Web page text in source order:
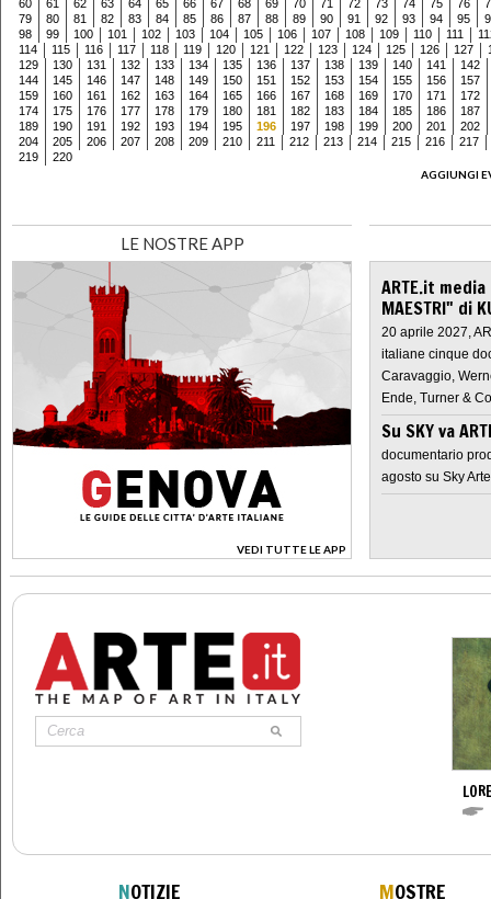
60 61 62 63 64 65 66 67 68 69 70 71 72 73 74 75 76
79
80 81 82 83 84 85 86 87 88 89 90 91 92 93 94 95
98
99 100 101 102 103 104 105 106 107 108 109 110 111
114
115 116 117 118 119 120 121 122 123 124 125 126 127
129
130 131 132 133 134 135 136 137 138 139 140 141
142
144
145 146 147 148 149 150 151 152 153 154 155 156
157
159
160 161 162 163 164 165 166 167 168 169 170 171
172
174
175 176 177 178 179 180 181 182 183 184 185 186
187
189
190 191 192 193 194 195 196 197 198 199 200 201
202
204
205 206 207 208 209 210 211 212 213 214 215 216
217
219
220
AGGIUNGI
LE NOSTRE APP
VEDI TUTTE LE APP
>
ARTE.it
MAESTRI" di
20 aprile 2027,
italiane cinque
Caravaggio,
Ende, Turner &
Su SKY va
documentario
agosto su Sky Arte
NOTIZIE MOSTRE